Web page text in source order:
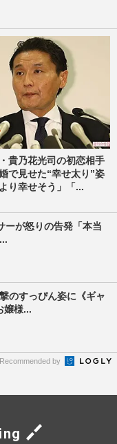
貴乃花光司の初恋相手
で見せた“幸せ太り”姿
り幸せそう」「...
ーが怒りの告発「本当
のすっぴん姿に《ギャ
嬢様...
Recommended by